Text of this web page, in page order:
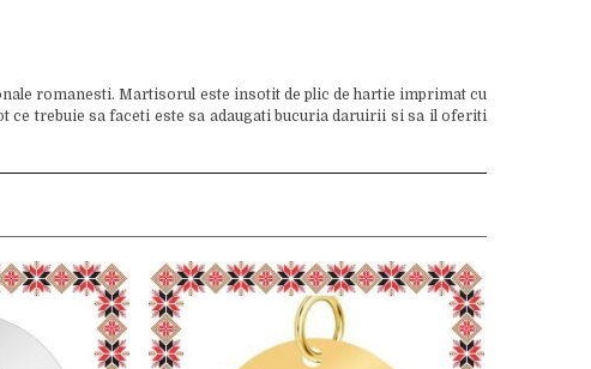
romanesti. Martisorul este insotit de plic de hartie imprimat cu
trebuie sa faceti este sa adaugati bucuria daruirii si sa il oferiti